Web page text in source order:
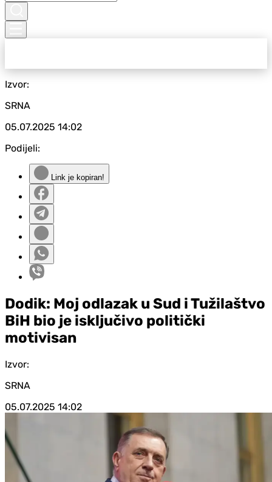
Izvor:
SRNA
05.07.2025 14:02
Podijeli:
Link je kopiran!
Dodik: Moj odlazak u Sud i Tužilaštvo
BiH bio je isključivo politički
motivisan
Izvor:
SRNA
05.07.2025 14:02